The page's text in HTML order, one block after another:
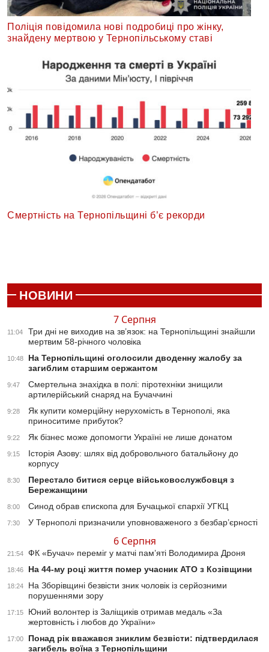
Поліція повідомила нові подробиці про жінку,
знайдену мертвою у Тернопільському ставі
Смертність на Тернопільщині б’є рекорди
НОВИНИ
7 Серпня
11:04
Три дні не виходив на зв’язок: на Тернопільщині знайшли
мертвим 58-річного чоловіка
10:48
На Тернопільщині оголосили дводенну жалобу за
загиблим старшим сержантом
9:47
Смертельна знахідка в полі: піротехніки знищили
артилерійський снаряд на Бучаччині
9:28
Як купити комерційну нерухомість в Тернополі, яка
приноситиме прибуток?
9:22 Як бізнес може допомогти Україні не лише донатом
9:15
Історія Азову: шлях від добровольчого батальйону до
корпусу
8:30
Перестало битися серце військовослужбовця з
Бережанщини
8:00 Синод обрав єпископа для Бучацької єпархії УГКЦ
7:30 У Тернополі призначили уповноваженого з безбар’єрності
6 Серпня
21:54 ФК «Бучач» переміг у матчі пам’яті Володимира Дроня
18:46 На 44-му році життя помер учасник АТО з Козівщини
18:24
На Зборівщині безвісти зник чоловік із серйозними
порушеннями зору
17:15
Юний волонтер із Заліщиків отримав медаль «За
жертовність і любов до України»
17:00
Понад рік вважався зниклим безвісти: підтвердилася
загибель воїна з Тернопільщини